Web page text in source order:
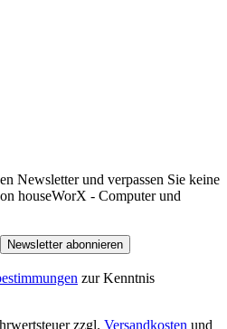
Newsletter und verpassen Sie keine
houseWorX - Computer und
Newsletter abonnieren
zur Kenntnis
zzgl. Versandkosten und